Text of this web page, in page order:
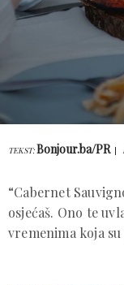
TEKST:Bonjour.ba/PR
“Cabernet
osjećaš. Ono te
vremenima koja